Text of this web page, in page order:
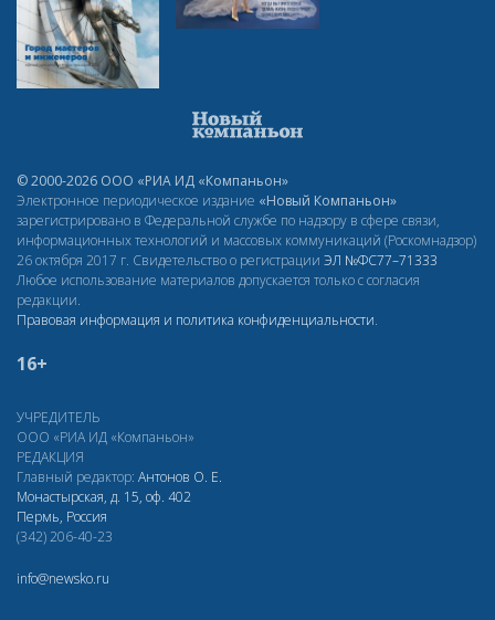
© 2000-2026 ООО «РИА ИД «Компаньон»
Электронное периодическое издание «Новый Компаньон»
зарегистрировано в Федеральной службе по надзору в сфере связи,
информационных технологий и массовых коммуникаций (Роскомнадзор)
26 октября 2017 г. Свидетельство о регистрации ЭЛ №ФС77–71333
Любое использование материалов допускается только с согласия
редакции.
Правовая информация и политика конфиденциальности.
16+
УЧРЕДИТЕЛЬ
ООО «РИА ИД «Компаньон»
РЕДАКЦИЯ
Главный редактор: Антонов О. Е.
Монастырская, д. 15, оф. 402
Пермь, Россия
(342) 206-40-23
info@newsko.ru